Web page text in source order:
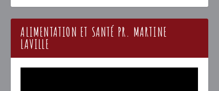
ALIMENTATION ET SANTÉ PR. MARTINE
LAVILLE